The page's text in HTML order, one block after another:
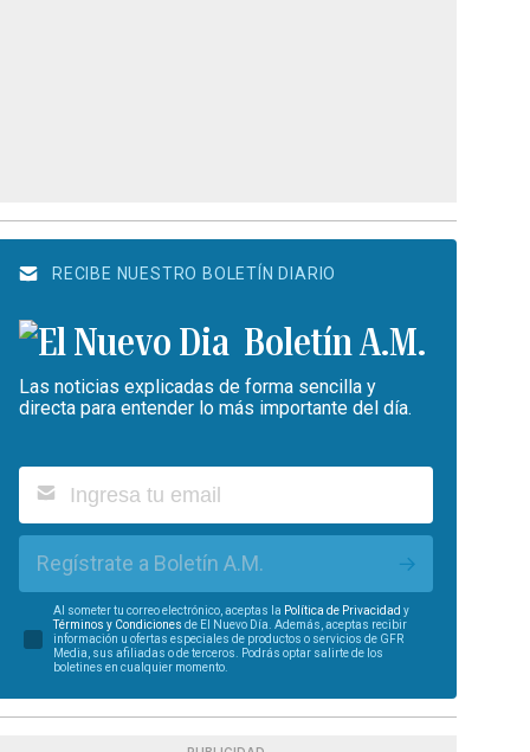
RECIBE NUESTRO BOLETÍN DIARIO
Boletín A.M.
Las noticias explicadas de forma sencilla y
directa para entender lo más importante del día.
Regístrate a Boletín A.M.
Al someter tu correo electrónico, aceptas la Política de Privacidad y
Términos y Condiciones de El Nuevo Día. Además, aceptas recibir
información u ofertas especiales de productos o servicios de GFR
Media, sus afiliadas o de terceros. Podrás optar salirte de los
boletines en cualquier momento.